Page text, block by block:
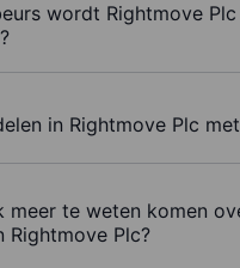
wordt Rightmove Plc
in Rightmove Plc
meer te weten komen
Rightmove Plc?